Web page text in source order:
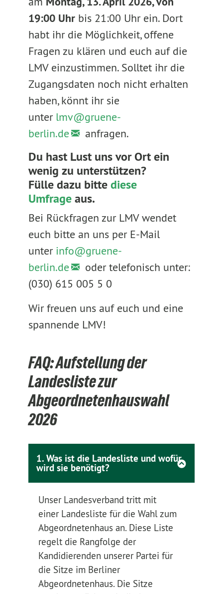
19:00 Uhrbis 21:00 Uhr ein. Dort
habt ihr die Möglichkeit, offene
Fragen zu klären und euch auf die
LMV einzustimmen. Solltet ihr die
Zugangsdaten noch nicht erhalten
haben, könnt ihr sie
unter lmv@gruene-
berlin.de
anfragen.
Du hast Lust uns vor Ort ein
wenig zu unterstützen?
Fülle dazu bittediese
Umfrageaus.
Bei Rückfragen zur LMV wendet
euch bitte an uns per E-Mail
unter info@gruene-
berlin.de
oder telefonisch unter:
(030) 615 005 5 0
Wir freuen uns auf euch und eine
spannende LMV!
FAQ: Aufstellung der
Landesliste zur
Abgeordnetenhauswahl
2026
1. Was ist die Landesliste und wofür
wird sie benötigt?
Unser Landesverband tritt mit
einer Landesliste für die Wahl zum
Abgeordnetenhaus an. Diese Liste
regelt die Rangfolge der
Kandidierenden unserer Partei für
die Sitze im Berliner
Abgeordnetenhaus. Die Sitze